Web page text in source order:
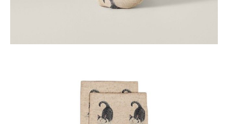
lnu, idealne do stylizacji z elementami codziennej garderoby. Staną się